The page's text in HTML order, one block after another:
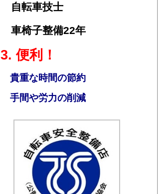
自転車技士
車椅子整備22年
3. 便利！
貴重な時間の節約
手間や労力の削減